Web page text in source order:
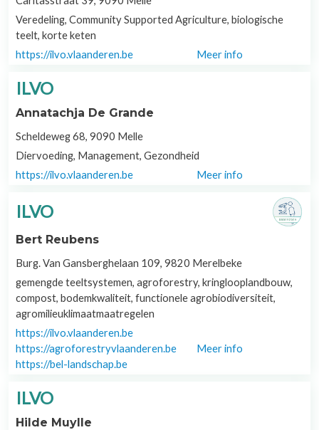
Veredeling, Community Supported Agriculture, biologische
teelt, korte keten
https://ilvo.vlaanderen.be
Meer info
ILVO
Annatachja De Grande
Scheldeweg 68, 9090 Melle
Diervoeding, Management, Gezondheid
https://ilvo.vlaanderen.be
Meer info
ILVO
Bert Reubens
Burg. Van Gansberghelaan 109, 9820 Merelbeke
gemengde teeltsystemen, agroforestry, kringlooplandbouw,
compost, bodemkwaliteit, functionele agrobiodiversiteit,
agromilieuklimaatmaatregelen
https://ilvo.vlaanderen.be
https://agroforestryvlaanderen.be
https://bel-landschap.be
Meer info
ILVO
Hilde Muylle